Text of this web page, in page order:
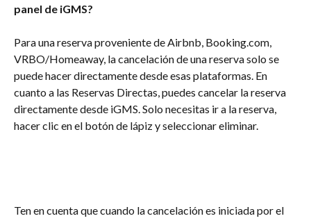
panel de iGMS?
Para una reserva proveniente de Airbnb, Booking.com,
VRBO/Homeaway, la cancelación de una reserva solo se
puede hacer directamente desde esas plataformas. En
cuanto a las Reservas Directas, puedes cancelar la reserva
directamente desde iGMS. Solo necesitas ir a la reserva,
hacer clic en el botón de lápiz y seleccionar eliminar.
Ten en cuenta que cuando la cancelación es iniciada por el